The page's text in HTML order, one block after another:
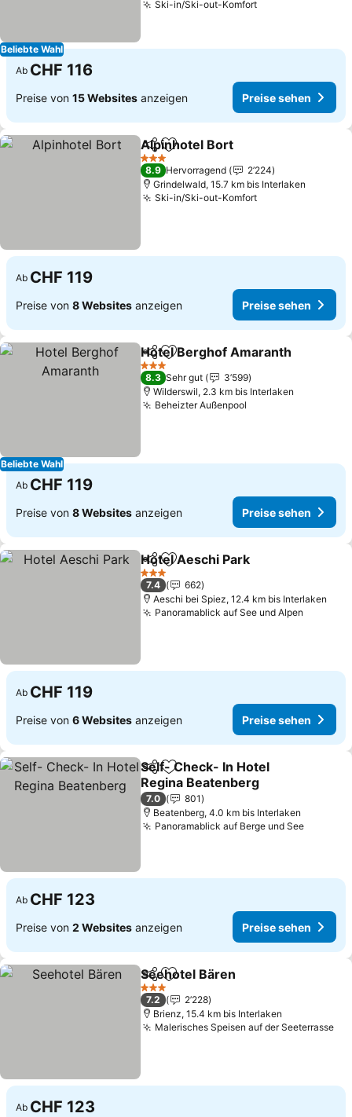
Beliebte Wahl
Ski-in/Ski-out-Komfort
Ab CHF 116
Preise von 15 Websites anzeigen Preise sehen
TeilenZu Favoriten hinzufügen
Alpinhotel Bort
3 Sterne
8.9 Hervorragend
2’224
Grindelwald, 15.7 km bis Interlaken
Ski-in/Ski-out-Komfort
Ab CHF 119
Preise von 8 Websites anzeigen Preise sehen
Beliebte Wahl
TeilenZu Favoriten hinzufügen
Hotel Berghof Amaranth
3 Sterne
8.3 Sehr gut
3’599
Wilderswil, 2.3 km bis Interlaken
Beheizter Außenpool
Ab CHF 119
Preise von 8 Websites anzeigen Preise sehen
TeilenZu Favoriten hinzufügen
Hotel Aeschi Park
3 Sterne
7.4
662
Aeschi bei Spiez, 12.4 km bis Interlaken
Panoramablick auf See und Alpen
Ab CHF 119
Preise von 6 Websites anzeigen Preise sehen
TeilenZu Favoriten hinzufügen
Self- Check- In Hotel
Regina Beatenberg
7.0
801
Beatenberg, 4.0 km bis Interlaken
Panoramablick auf Berge und See
Ab CHF 123
Preise von 2 Websites anzeigen Preise sehen
TeilenZu Favoriten hinzufügen
Seehotel Bären
3 Sterne
7.2
2’228
Brienz, 15.4 km bis Interlaken
Malerisches Speisen auf der Seeterrasse
Ab CHF 123